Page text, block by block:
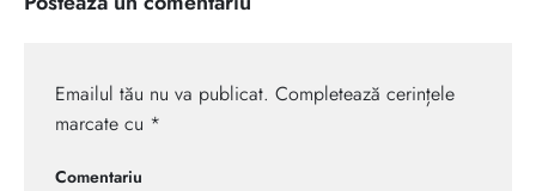
Emailul tău nu va publicat. Completează cerințele
marcate cu *
Comentariu